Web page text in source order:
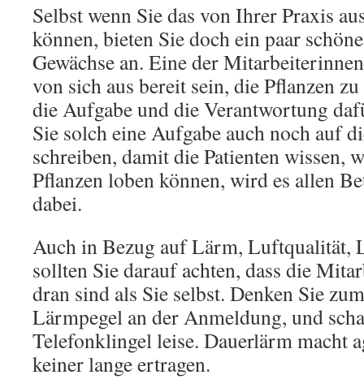
Selbst wenn Sie das von Ihrer Praxis
können, bieten Sie doch ein paar
Gewächse an. Eine der
von sich aus bereit sein, die Pflanzen
die Aufgabe und die Verantwortung
Sie solch eine Aufgabe auch noch auf
schreiben, damit die Patienten wissen,
Pflanzen loben können, wird es allen
dabei.
Auch in Bezug auf Lärm, Luftqualität,
sollten Sie darauf achten, dass die
dran sind als Sie selbst. Denken Sie
Lärmpegel an der Anmeldung, und
Telefonklingel leise. Dauerlärm macht
keiner lange ertragen.